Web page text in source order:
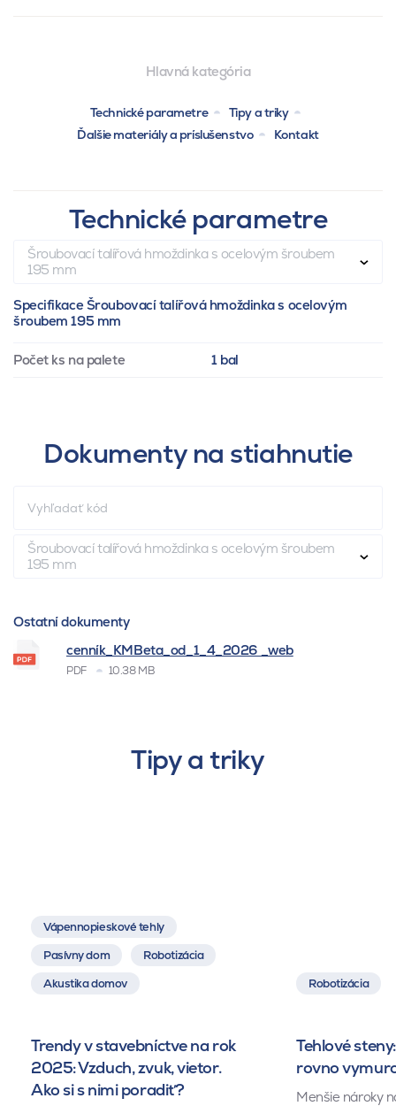
Hlavná kategória
Technické parametre
Tipy a triky
Ďalšie materiály a príslušenstvo
Kontakt
Technické parametre
Šroubovací talířová hmoždinka s ocelovým šroubem
195 mm
Specifikace Šroubovací talířová hmoždinka s ocelovým
šroubem 195 mm
Počet ks na palete 1 bal
Dokumenty na stiahnutie
Šroubovací talířová hmoždinka s ocelovým šroubem
195 mm
Ostatní dokumenty
cenník_KMBeta_od_1_4_2026 _web
PDF 10.38 MB
Tipy a triky
Vápennopieskové tehly
Pasívny dom
Robotizácia
Akustika domov
Trendy v stavebníctve na rok
2025: Vzduch, zvuk, vietor.
Ako si s nimi poradiť?
Robotizácia
Tehlové
rovno
Menšie nároky